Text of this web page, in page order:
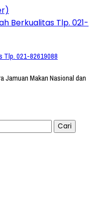
Tlp. 021-82619088
Jamuan Makan Nasional dan